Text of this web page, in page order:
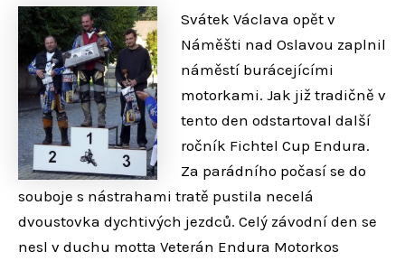
Svátek Václava opět v
Náměšti nad Oslavou zaplnil
náměstí burácejícími
motorkami. Jak již tradičně v
tento den odstartoval další
ročník Fichtel Cup Endura.
Za parádního počasí se do
souboje s nástrahami tratě pustila necelá
dvoustovka dychtivých jezdců. Celý závodní den se
nesl v duchu motta Veterán Endura Motorkos